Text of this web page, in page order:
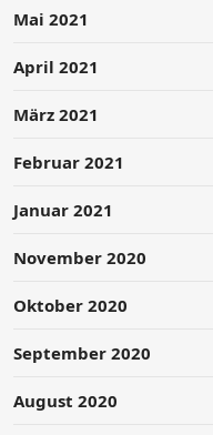
Mai 2021
April 2021
März 2021
Februar 2021
Januar 2021
November 2020
Oktober 2020
September 2020
August 2020